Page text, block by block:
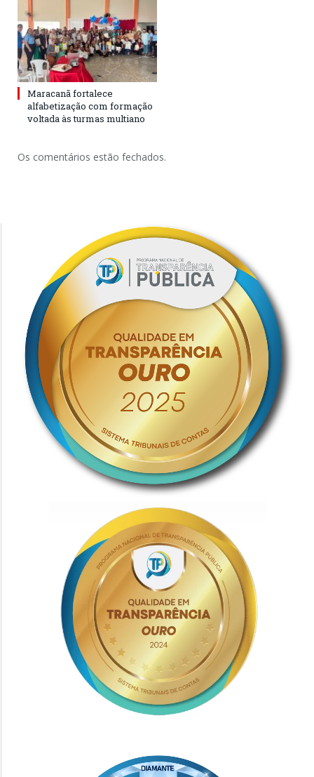
Maracanã fortalece
alfabetização com formação
voltada às turmas multiano
Os comentários estão fechados.